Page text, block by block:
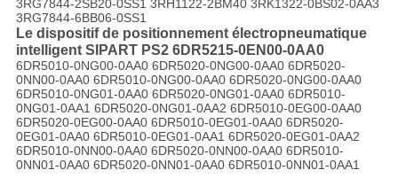
3RG7844-2SB20-0SS1 3RH1122-2BM40 3RK1322-0BS02-0AA3
3RG7844-6BB06-0SS1
Le dispositif de positionnement électropneumatique
intelligent SIPART PS2 6DR5215-0EN00-0AA0
6DR5010-0NG00-0AA0 6DR5020-0NG00-0AA0 6DR5020-
0NN00-0AA0 6DR5010-0NG00-0AA0 6DR5020-0NG00-0AA0
6DR5010-0NG01-0AA0 6DR5020-0NG01-0AA0 6DR5010-
0NG01-0AA1 6DR5020-0NG01-0AA2 6DR5010-0EG00-0AA0
6DR5020-0EG00-0AA0 6DR5010-0EG01-0AA0 6DR5020-
0EG01-0AA0 6DR5010-0EG01-0AA1 6DR5020-0EG01-0AA2
6DR5010-0NN00-0AA0 6DR5020-0NN00-0AA0 6DR5010-
0NN01-0AA0 6DR5020-0NN01-0AA0 6DR5010-0NN01-0AA1